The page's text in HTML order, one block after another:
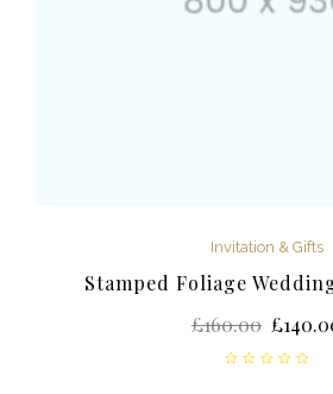
Invitation & Gifts
Stamped Foliage
£160.00 £